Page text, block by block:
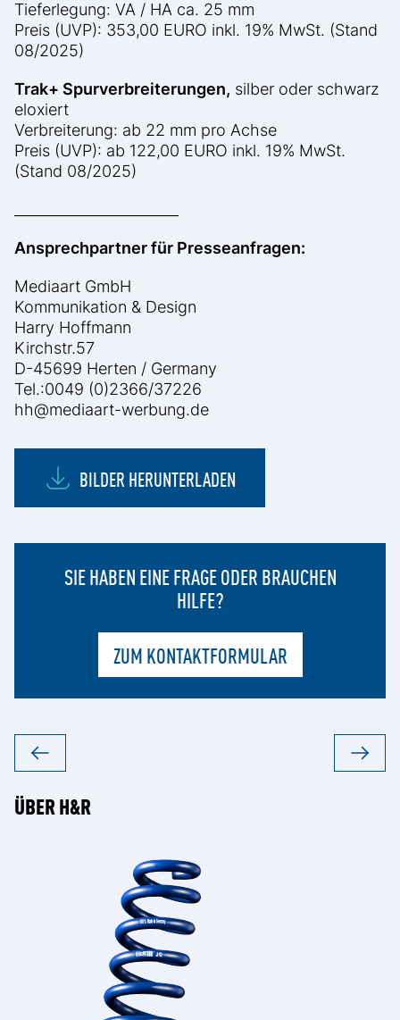
Tieferlegung: VA / HA ca. 25 mm
Preis (UVP): 353,00 EURO inkl. 19% MwSt. (Stand
08/2025)
Trak+ Spurverbreiterungen, silber oder schwarz
eloxiert
Verbreiterung: ab 22 mm pro Achse
Preis (UVP): ab 122,00 EURO inkl. 19% MwSt.
(Stand 08/2025)
Ansprechpartner für Presseanfragen:
Mediaart GmbH
Kommunikation & Design
Harry Hoffmann
Kirchstr.57
D-45699 Herten / Germany
Tel.:0049 (0)2366/37226
hh@mediaart-werbung.de
BILDER HERUNTERLADEN
SIE HABEN EINE FRAGE ODER BRAUCHEN
HILFE?
ZUM KONTAKTFORMULAR
ÜBER H&R